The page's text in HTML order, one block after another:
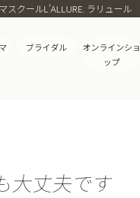
クールL’ALLURE. ラリュール
ブライダル
オンラインショ
ップ
大丈夫です